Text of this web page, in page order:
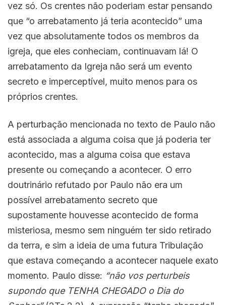
vez só. Os crentes não poderiam estar pensando
que “o arrebatamento já teria acontecido” uma
vez que absolutamente todos os membros da
igreja, que eles conheciam, continuavam lá! O
arrebatamento da Igreja não será um evento
secreto e imperceptível, muito menos para os
próprios crentes.
A perturbação mencionada no texto de Paulo não
está associada a alguma coisa que já poderia ter
acontecido, mas a alguma coisa que estava
presente ou começando a acontecer. O erro
doutrinário refutado por Paulo não era um
possível arrebatamento secreto que
supostamente houvesse acontecido de forma
misteriosa, mesmo sem ninguém ter sido retirado
da terra, e sim a ideia de uma futura Tribulação
que estava começando a acontecer naquele exato
momento. Paulo disse: “não vos perturbeis
supondo que TENHA CHEGADO o Dia do